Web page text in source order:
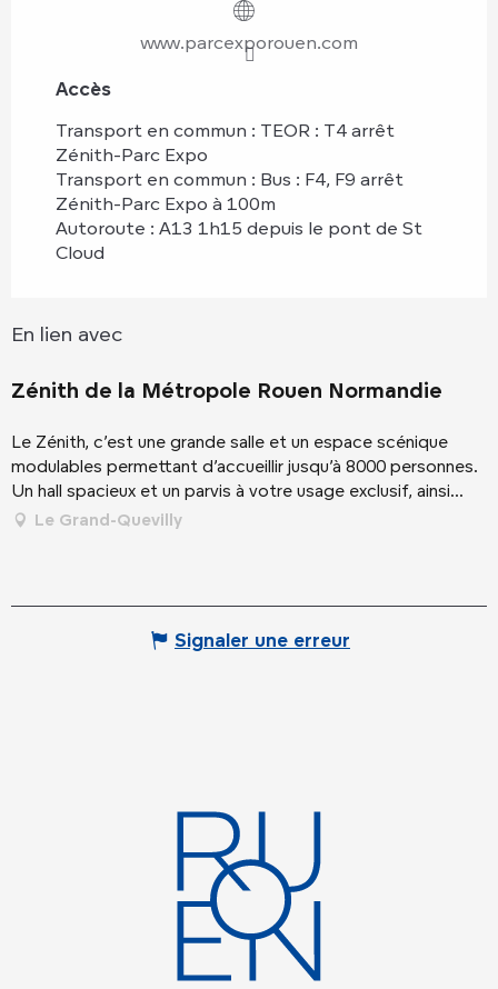
www.parcexporouen.com
Accès
Accès
Transport en commun : TEOR : T4 arrêt
Zénith-Parc Expo
Transport en commun : Bus : F4, F9 arrêt
Zénith-Parc Expo à 100m
Autoroute : A13 1h15 depuis le pont de St
Cloud
En lien avec
Zénith de la Métropole Rouen Normandie
Le Zénith, c’est une grande salle et un espace scénique
modulables permettant d’accueillir jusqu’à 8000 personnes.
Un hall spacieux et un parvis à votre usage exclusif, ainsi...
Le Grand-Quevilly
Signaler une erreur